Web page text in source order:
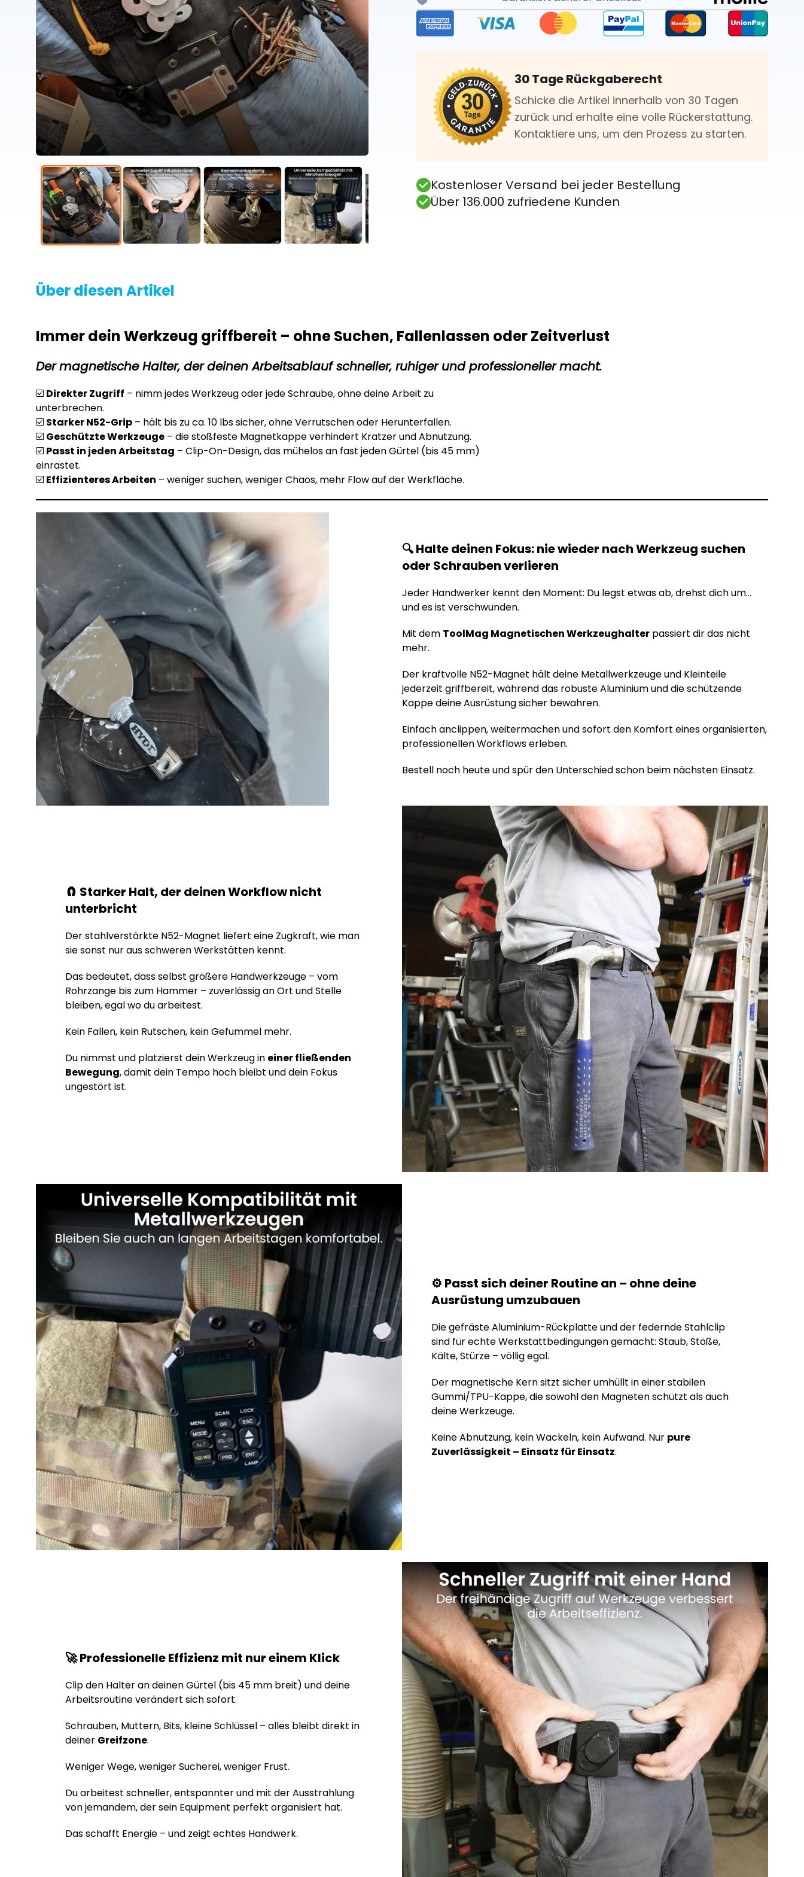
30 Tage Rückgaberecht
Schicke die Artikel innerhalb von 30 Tagen
zurück und erhalte eine volle Rückerstattung.
Kontaktiere uns, um den Prozess zu starten.
Kostenloser Versand bei jeder Bestellung
Über 136.000 zufriedene Kunden
Über diesen Artikel
Immer dein Werkzeug griffbereit – ohne Suchen, Fallenlassen oder Zeitverlust
Der magnetische Halter, der deinen Arbeitsablauf schneller, ruhiger und professioneller macht.
☑️ Direkter Zugriff – nimm jedes Werkzeug oder jede Schraube, ohne deine Arbeit zu
unterbrechen.
☑️ Starker N52-Grip – hält bis zu ca. 10 lbs sicher, ohne Verrutschen oder Herunterfallen.
☑️ Geschützte Werkzeuge – die stoßfeste Magnetkappe verhindert Kratzer und Abnutzung.
☑️ Passt in jeden Arbeitstag – Clip-On-Design, das mühelos an fast jeden Gürtel (bis 45 mm)
einrastet.
☑️ Effizienteres Arbeiten – weniger suchen, weniger Chaos, mehr Flow auf der Werkfläche.
🔍 Halte deinen Fokus: nie wieder nach Werkzeug suchen
oder Schrauben verlieren
Jeder Handwerker kennt den Moment: Du legst etwas ab, drehst dich um…
und es ist verschwunden.
Mit dem ToolMag Magnetischen Werkzeughalter passiert dir das nicht
mehr.
Der kraftvolle N52-Magnet hält deine Metallwerkzeuge und Kleinteile
jederzeit griffbereit, während das robuste Aluminium und die schützende
Kappe deine Ausrüstung sicher bewahren.
Einfach anclippen, weitermachen und sofort den Komfort eines organisierten,
professionellen Workflows erleben.
Bestell noch heute und spür den Unterschied schon beim nächsten Einsatz.
🧲 Starker Halt, der deinen Workflow nicht
unterbricht
Der stahlverstärkte N52-Magnet liefert eine Zugkraft, wie man
sie sonst nur aus schweren Werkstätten kennt.
Das bedeutet, dass selbst größere Handwerkzeuge – vom
Rohrzange bis zum Hammer – zuverlässig an Ort und Stelle
bleiben, egal wo du arbeitest.
Kein Fallen, kein Rutschen, kein Gefummel mehr.
Du nimmst und platzierst dein Werkzeug in einer fließenden
Bewegung, damit dein Tempo hoch bleibt und dein Fokus
ungestört ist.
⚙️ Passt sich deiner Routine an – ohne deine
Ausrüstung umzubauen
Die gefräste Aluminium-Rückplatte und der federnde Stahlclip
sind für echte Werkstattbedingungen gemacht: Staub, Stöße,
Kälte, Stürze – völlig egal.
Der magnetische Kern sitzt sicher umhüllt in einer stabilen
Gummi/TPU-Kappe, die sowohl den Magneten schützt als auch
deine Werkzeuge.
Keine Abnutzung, kein Wackeln, kein Aufwand. Nur pure
Zuverlässigkeit – Einsatz für Einsatz.
🚀 Professionelle Effizienz mit nur einem Klick
Clip den Halter an deinen Gürtel (bis 45 mm breit) und deine
Arbeitsroutine verändert sich sofort.
Schrauben, Muttern, Bits, kleine Schlüssel – alles bleibt direkt in
deiner Greifzone.
Weniger Wege, weniger Sucherei, weniger Frust.
Du arbeitest schneller, entspannter und mit der Ausstrahlung
von jemandem, der sein Equipment perfekt organisiert hat.
Das schafft Energie – und zeigt echtes Handwerk.